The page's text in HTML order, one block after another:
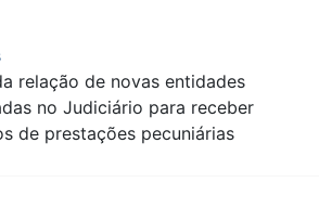
relação de novas entidades
no Judiciário para receber
de prestações pecuniárias